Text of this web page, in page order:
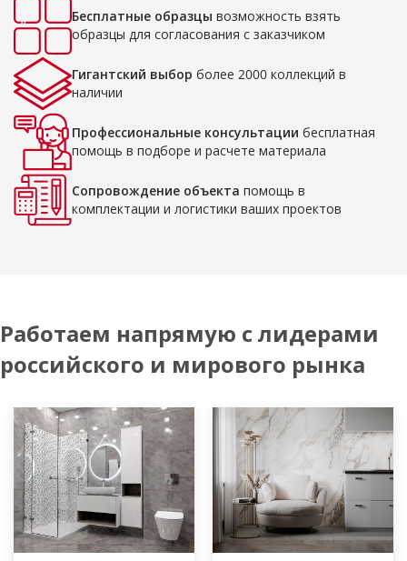
Бесплатные образцы возможность взять
образцы для согласования с заказчиком
Гигантский выбор более 2000 коллекций в
наличии
Профессиональные консультации бесплатная
помощь в подборе и расчете материала
Сопровождение объекта помощь в
комплектации и логистики ваших проектов
Работаем напрямую с лидерами
российского и мирового рынка